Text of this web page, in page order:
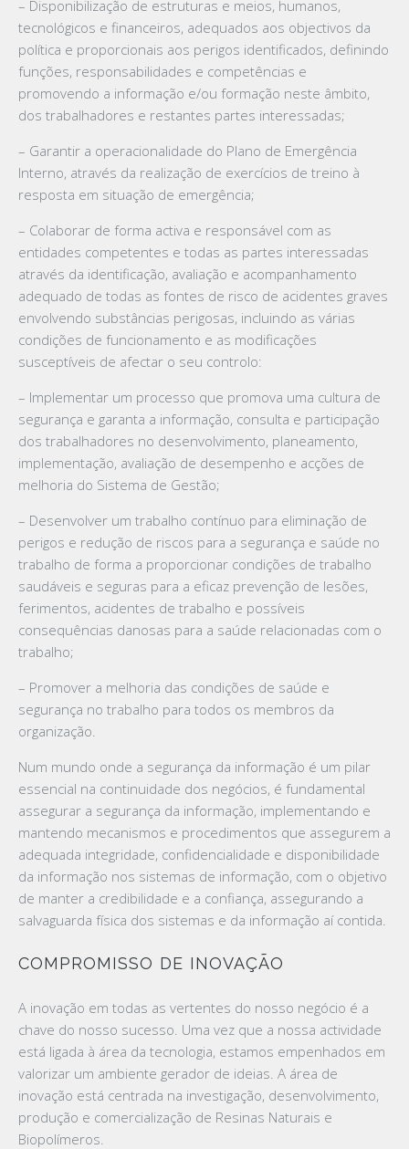
– Disponibilização de estruturas e meios, humanos,
tecnológicos e financeiros, adequados aos objectivos da
política e proporcionais aos perigos identificados, definindo
funções, responsabilidades e competências e
promovendo a informação e/ou formação neste âmbito,
dos trabalhadores e restantes partes interessadas;
– Garantir a operacionalidade do Plano de Emergência
Interno, através da realização de exercícios de treino à
resposta em situação de emergência;
– Colaborar de forma activa e responsável com as
entidades competentes e todas as partes interessadas
através da identificação, avaliação e acompanhamento
adequado de todas as fontes de risco de acidentes graves
envolvendo substâncias perigosas, incluindo as várias
condições de funcionamento e as modificações
susceptíveis de afectar o seu controlo:
– Implementar um processo que promova uma cultura de
segurança e garanta a informação, consulta e participação
dos trabalhadores no desenvolvimento, planeamento,
implementação, avaliação de desempenho e acções de
melhoria do Sistema de Gestão;
– Desenvolver um trabalho contínuo para eliminação de
perigos e redução de riscos para a segurança e saúde no
trabalho de forma a proporcionar condições de trabalho
saudáveis e seguras para a eficaz prevenção de lesões,
ferimentos, acidentes de trabalho e possíveis
consequências danosas para a saúde relacionadas com o
trabalho;
– Promover a melhoria das condições de saúde e
segurança no trabalho para todos os membros da
organização.
Num mundo onde a segurança da informação é um pilar
essencial na continuidade dos negócios, é fundamental
assegurar a segurança da informação, implementando e
mantendo mecanismos e procedimentos que assegurem a
adequada integridade, confidencialidade e disponibilidade
da informação nos sistemas de informação, com o objetivo
de manter a credibilidade e a confiança, assegurando a
salvaguarda física dos sistemas e da informação aí contida.
COMPROMISSO DE INOVAÇÃO
A inovação em todas as vertentes do nosso negócio é a
chave do nosso sucesso. Uma vez que a nossa actividade
está ligada à área da tecnologia, estamos empenhados em
valorizar um ambiente gerador de ideias. A área de
inovação está centrada na investigação, desenvolvimento,
produção e comercialização de Resinas Naturais e
Biopolímeros.